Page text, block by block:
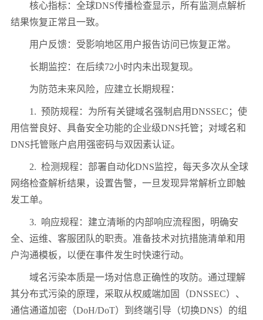
核心指标：全球DNS传播检查显示，所有监测点解析
结果恢复正常且一致。
用户反馈：受影响地区用户报告访问已恢复正常。
长期监控：在后续72小时内未出现复现。
为防范未来风险，应建立长期规程：
1. 预防规程：为所有关键域名强制启用DNSSEC ；使
用信誉良好、具备安全功能的企业级DNS托管；对域名和
DNS托管账户启用强密码与双因素认证。
2. 检测规程：部署自动化DNS监控，每天多次从全球
网络检查解析结果，设置告警，一旦发现异常解析立即触
发工单。
3.
响应规程：建立清晰的内部响应流程图，明确安
全、运维、客服团队的职责。准备技术对抗措施清单和用
户沟通模板，以便在事件发生时快速行动。
域名污染本质是一场对信息正确性的攻防。通过理解
其分布式污染的原理，采取从权威端加固（DNSSEC）、
通信通道加密（DoH/DoT）到终端引导（切换DNS）的组